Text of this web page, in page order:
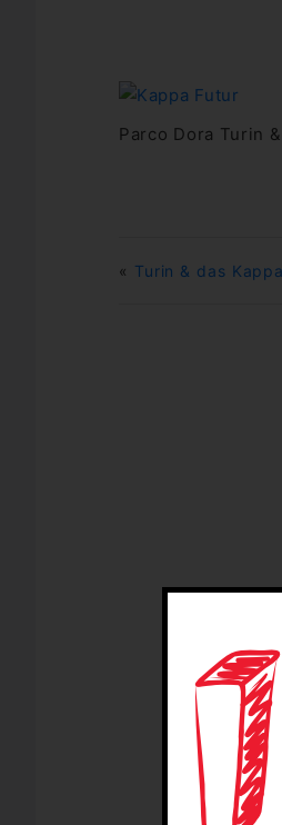
Parco Dora Turin
« Turin & das